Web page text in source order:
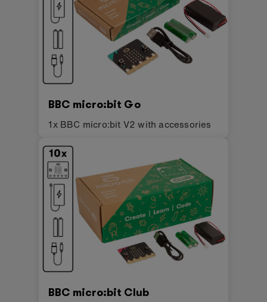
BBC micro:bit Go
1x BBC micro:bit V2 with accessories
BBC micro:bit Club